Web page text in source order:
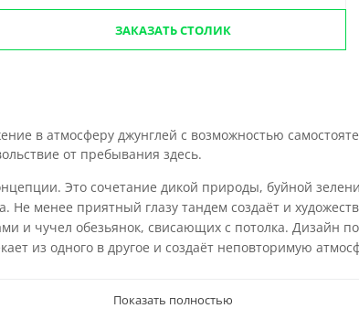
ЗАКАЗАТЬ СТОЛИК
в атмосферу джунглей с возможностью
от пребывания здесь.
Это сочетание дикой природы, буйной
менее приятный глазу тандем создаёт и
и чучел обезьянок, свисающих с потолка. Дизайн
из одного в другое и создаёт неповторимую
Показать полностью